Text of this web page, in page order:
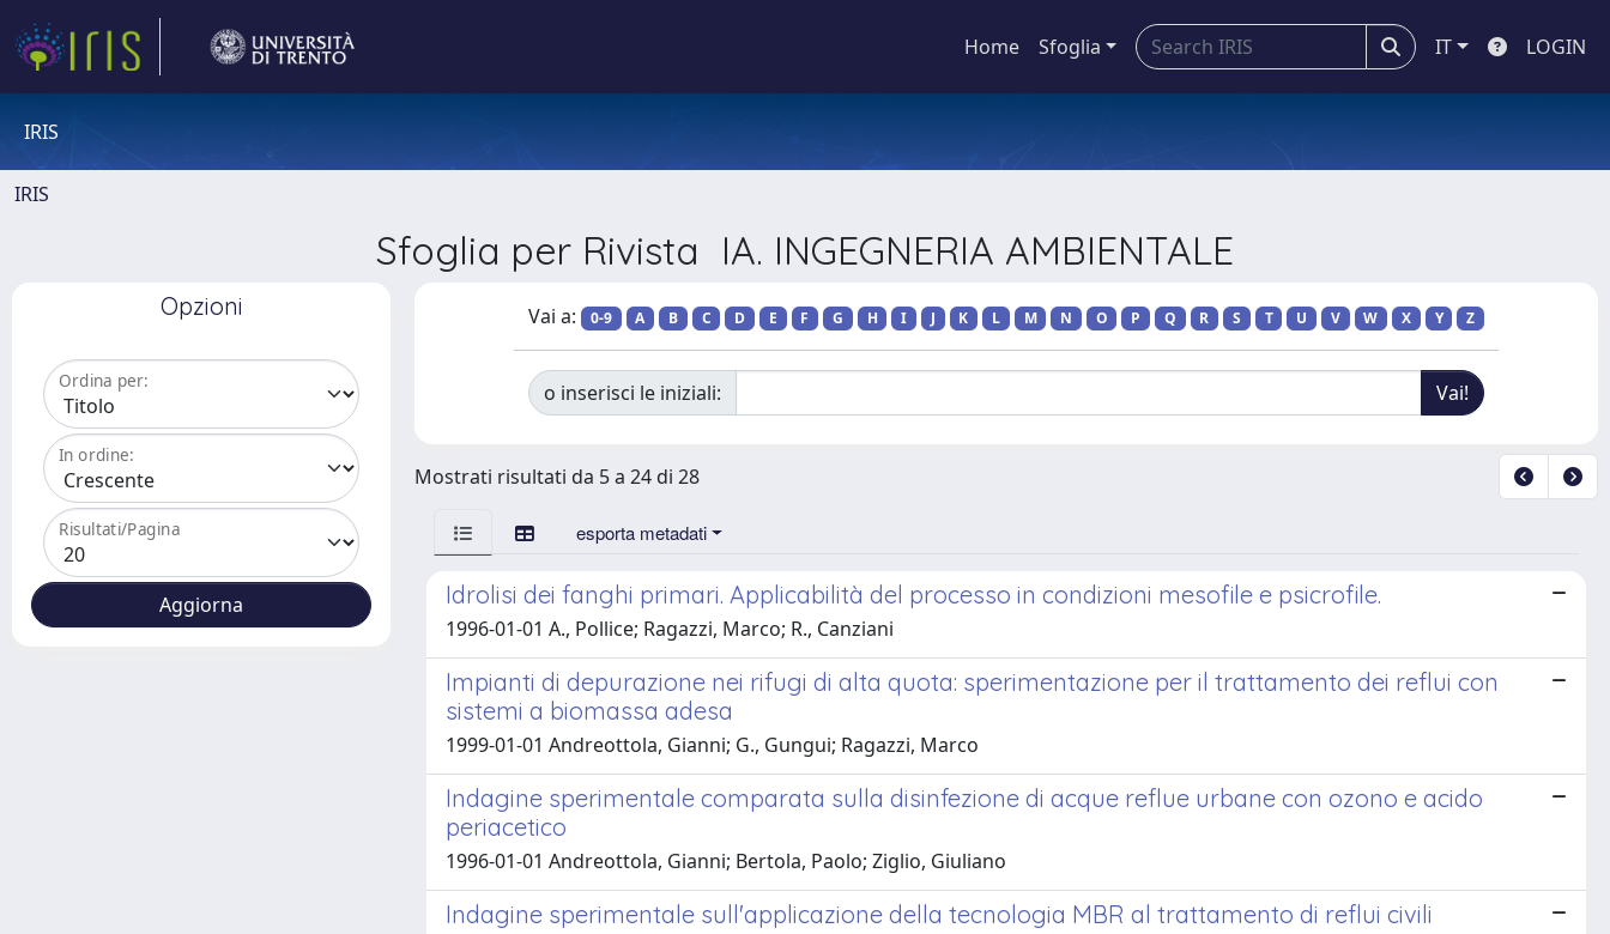
Home Sfoglia IT LOGIN
IRIS
IRIS
Sfoglia per Rivista IA. INGEGNERIA AMBIENTALE
Opzioni
Ordina per:
In ordine:
Risultati/Pagina
Vai a: 0-9 A B C D E F G H I J K L M N O P Q R S T U V W X Y Z
o inserisci le iniziali:
Mostrati risultati da 5 a 24 di 28
esporta metadati
Idrolisi dei fanghi primari. Applicabilità del processo in condizioni mesofile e psicrofile.
1996-01-01 A., Pollice; Ragazzi, Marco; R., Canziani
Impianti di depurazione nei rifugi di alta quota: sperimentazione per il trattamento dei reflui con
sistemi a biomassa adesa
1999-01-01 Andreottola, Gianni; G., Gungui; Ragazzi, Marco
Indagine sperimentale comparata sulla disinfezione di acque reflue urbane con ozono e acido
periacetico
1996-01-01 Andreottola, Gianni; Bertola, Paolo; Ziglio, Giuliano
Indagine sperimentale sull'applicazione della tecnologia MBR al trattamento di reflui civili